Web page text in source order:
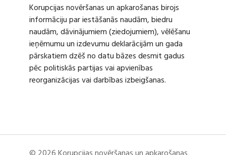
Korupcijas novēršanas un apkarošanas birojs
informāciju par iestāšanās naudām, biedru
naudām, dāvinājumiem (ziedojumiem), vēlēšanu
ieņēmumu un izdevumu deklarācijām un gada
pārskatiem dzēš no datu bāzes desmit gadus
pēc politiskās partijas vai apvienības
reorganizācijas vai darbības izbeigšanas.